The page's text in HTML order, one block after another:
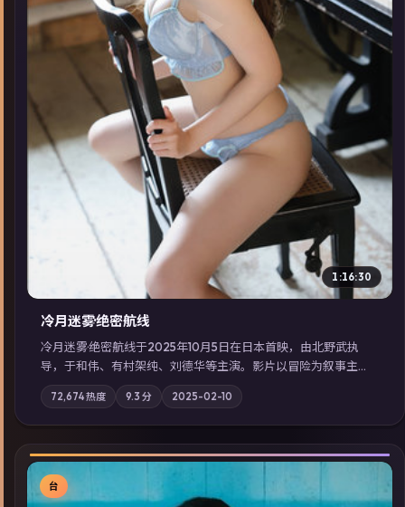
▶
1:16:30
冷月迷雾·绝密航线
冷月迷雾·绝密航线于2025年10月5日在日本首映，由北野武执
导，于和伟、有村架纯、刘德华等主演。影片以冒险为叙事主
轴，记忆碎片重组后，主角发现自己从未活过“真实”的一天；摄
影与配乐强化地域气质；站内亦可通过「国产免费观看高清电视
剧在线看」延展检索同类型高分佳作，畅享高清在线追剧体验。
72,674热度 9.3 分 2025-02-10
台